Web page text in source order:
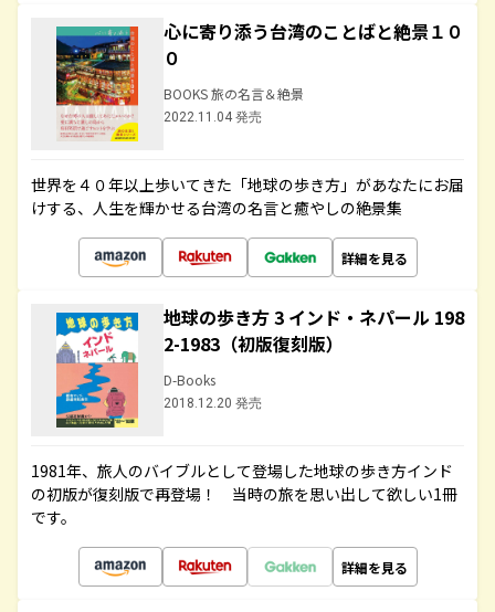
心に寄り添う台湾のことばと絶景１０
０
BOOKS 旅の名言＆絶景
2022.11.04 発売
世界を４０年以上歩いてきた「地球の歩き方」があなたにお届
けする、人生を輝かせる台湾の名言と癒やしの絶景集
詳細を見る
地球の歩き方 3 インド・ネパール 198
2-1983（初版復刻版）
D-Books
2018.12.20 発売
1981年、旅人のバイブルとして登場した地球の歩き方インド
の初版が復刻版で再登場！ 当時の旅を思い出して欲しい1冊
です。
詳細を見る